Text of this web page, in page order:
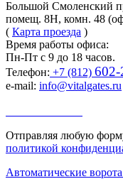
Большой Смоленский
помещ. 8Н, комн. 48
( Карта проезда )
Время работы офиса:
Пн-Пт с 9 до 18 часов.
Телефон: +7 (812) 602-
e-mail: info@vitalgates.ru
Отправляя любую
политикой
Автоматические